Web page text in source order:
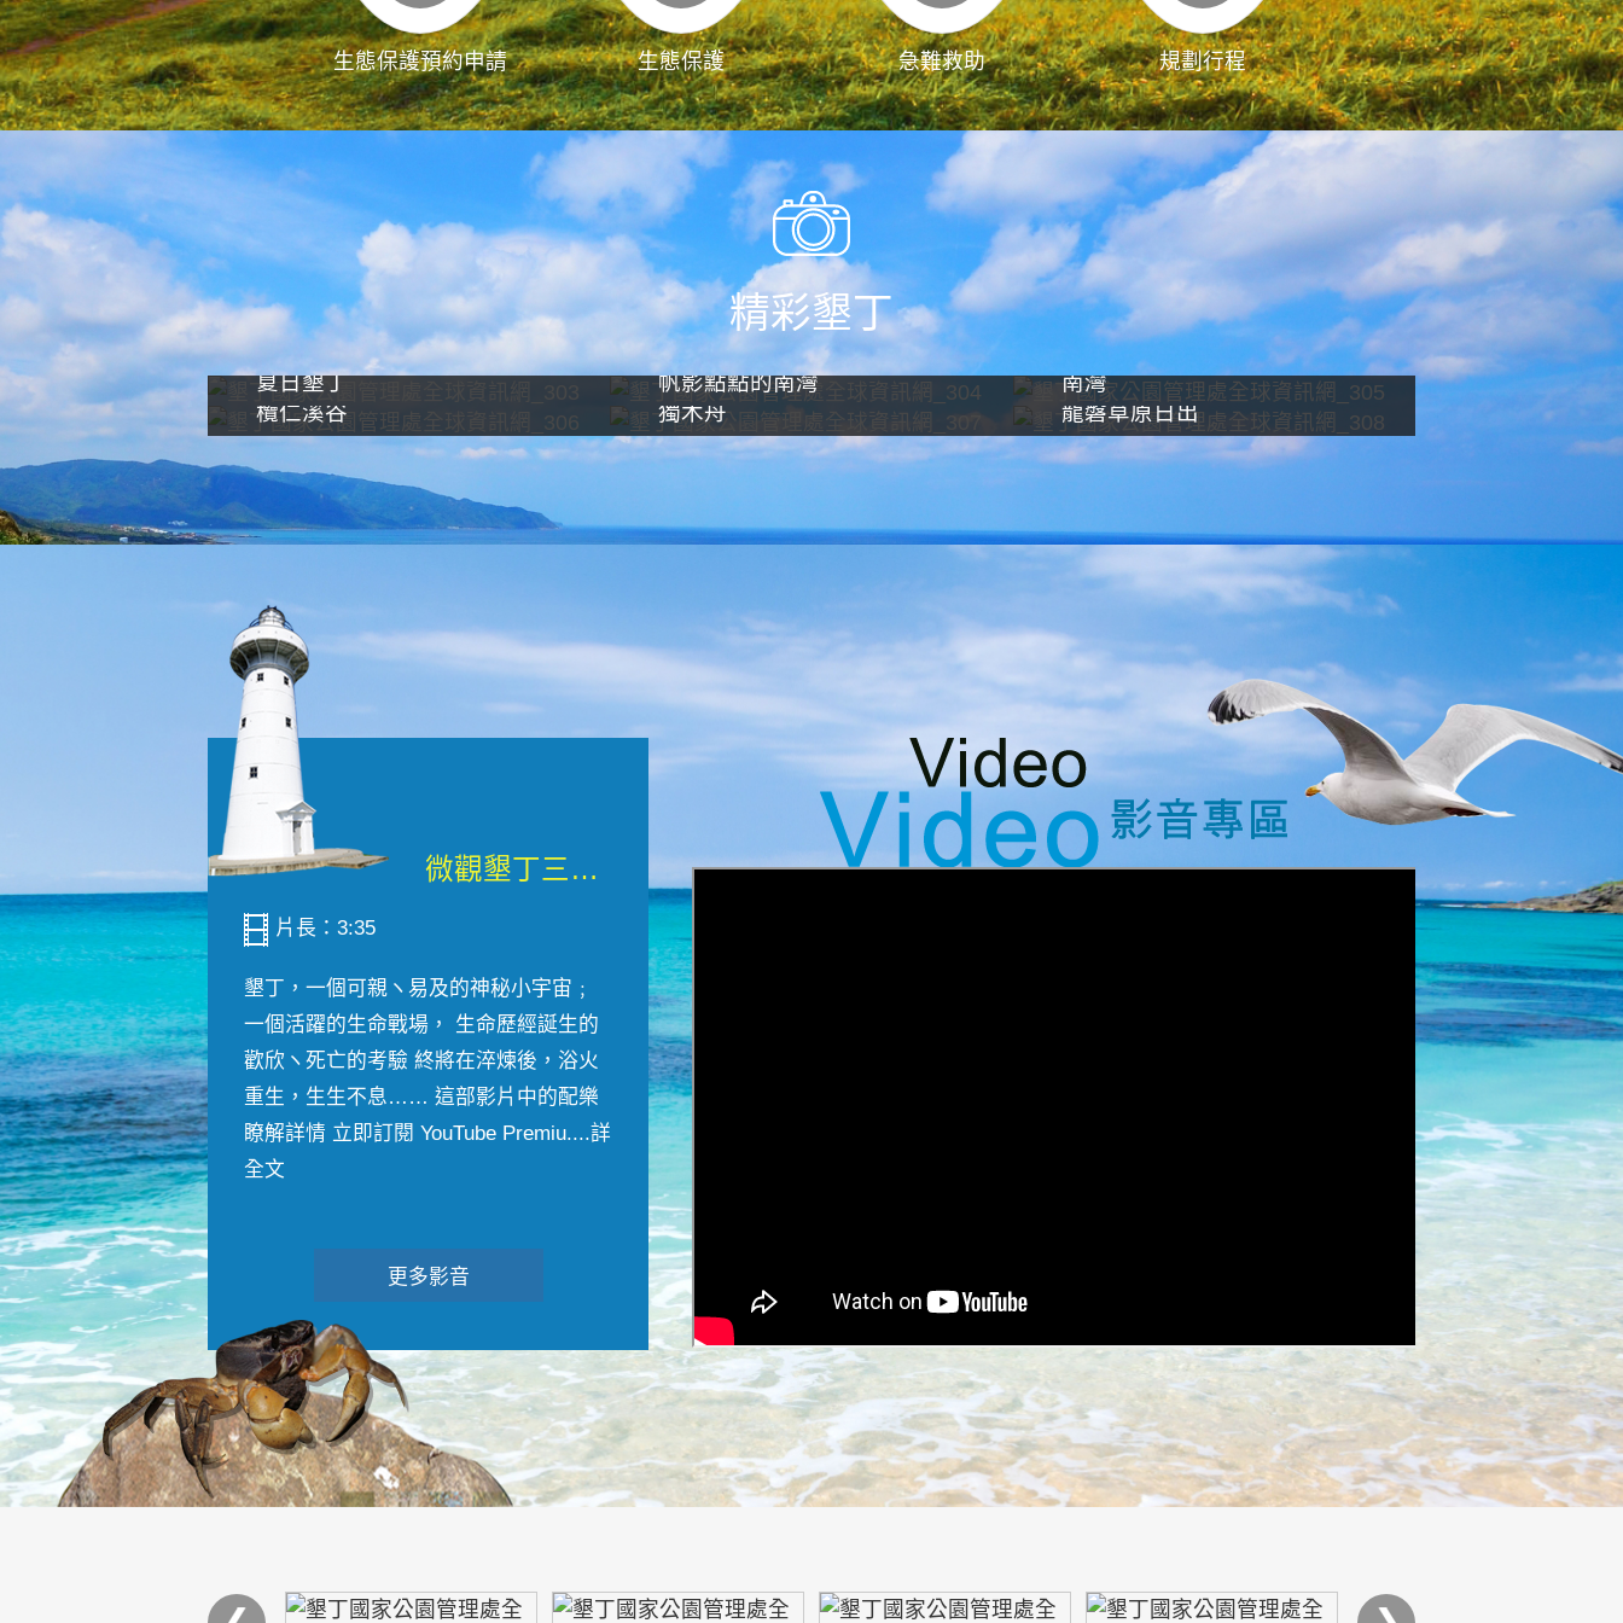
生態保護預約申請 生態保護 急難救助 規劃行程 影像直播
精彩墾丁
夏日墾丁 帆影點點的南灣
南灣
欖仁溪谷
獨木舟 龍磐草原日出
微觀墾丁三部曲 重生....
片長：3:35
墾丁，一個可親ヽ易及的神秘小宇宙﹔
一個活躍的生命戰場， 生命歷經誕生的
歡欣ヽ死亡的考驗 終將在淬煉後，浴火
重生，生生不息…… 這部影片中的配樂
瞭解詳情 立即訂閱 YouTube Premiu....詳
全文
更多影音